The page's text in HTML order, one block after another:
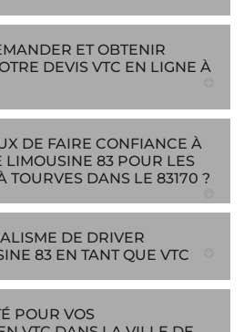
ET OBTENIR
DEVIS VTC EN LIGNE À
DE FAIRE CONFIANCE À
LIMOUSINE 83 POUR LES
TOURVES DANS LE 83170 ?
DE DRIVER
83 EN TANT QUE VTC
POUR VOS